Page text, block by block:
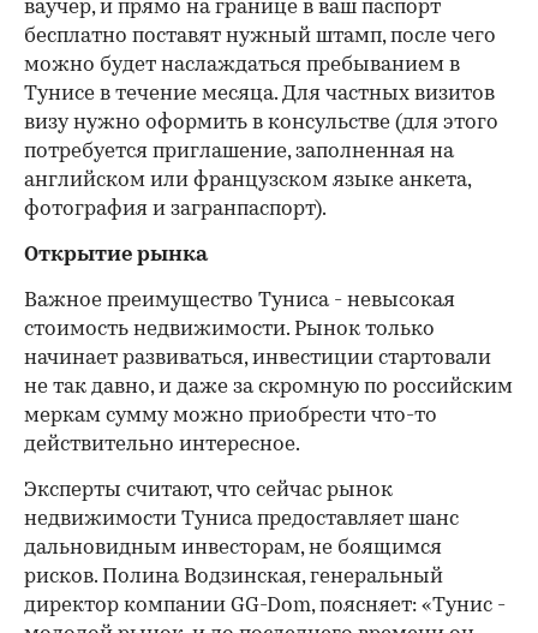
ваучер, и прямо на границе в ваш паспорт
бесплатно поставят нужный штамп, после чего
можно будет наслаждаться пребыванием в
Тунисе в течение месяца. Для частных визитов
визу нужно оформить в консульстве (для этого
потребуется приглашение, заполненная на
английском или французском языке анкета,
фотография и загранпаспорт).
Открытие рынка
Важное преимущество Туниса - невысокая
стоимость недвижимости. Рынок только
начинает развиваться, инвестиции стартовали
не так давно, и даже за скромную по российским
меркам сумму можно приобрести что-то
действительно интересное.
Эксперты считают, что сейчас рынок
недвижимости Туниса предоставляет шанс
дальновидным инвесторам, не боящимся
рисков. Полина Водзинская, генеральный
директор компании GG-Dom, поясняет: «Тунис -